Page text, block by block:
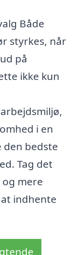
Både
styrkes, når
på
ikke kun
i en
bedste
Tag det
mere
indhente